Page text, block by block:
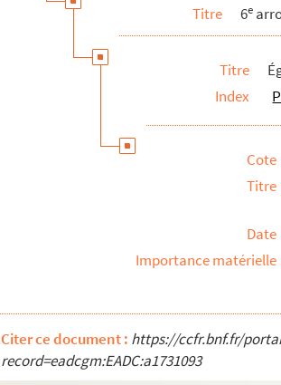
Titre 6e
Titre
Index
Cote
Titre
Date
Importance matérielle
Citer ce document : https://ccfr.bnf.fr/
record=eadcgm:EADC:a1731093